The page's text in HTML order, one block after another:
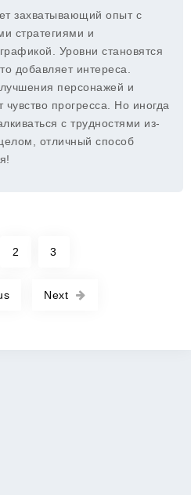
захватывающий опыт с
стратегиями и
Уровни становятся
добавляет интереса.
персонажей и
чувство прогресса. Но иногда
с трудностями из-
отличный способ
2 3
Next